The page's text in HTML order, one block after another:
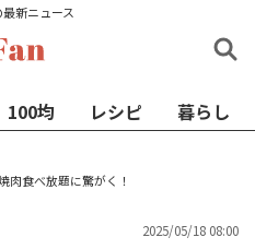
新ニュース
100均 レシピ 暮らし
肉食べ放題に驚がく！
2025/05/18 08:00